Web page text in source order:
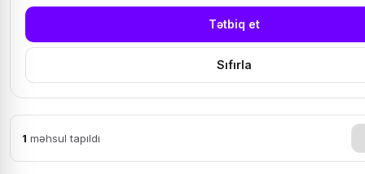
Tətbiq et
Sıfırla
1 məhsul tapıldı